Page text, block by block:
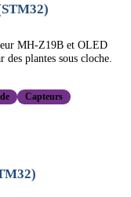
MH-Z19B et OLED
plantes sous cloche.
Capteurs